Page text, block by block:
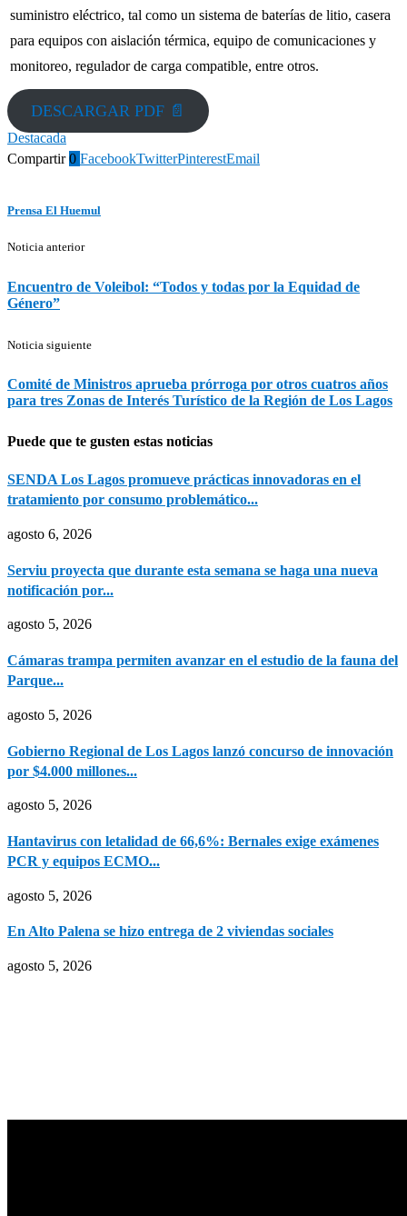
suministro eléctrico, tal como un sistema de baterías de litio, casera
para equipos con aislación térmica, equipo de comunicaciones y
monitoreo, regulador de carga compatible, entre otros.
DESCARGAR PDF 📄
Destacada
Compartir 0 FacebookTwitterPinterestEmail
Prensa El Huemul
Noticia anterior
Encuentro de Voleibol: “Todos y todas por la Equidad de
Género”
Noticia siguiente
Comité de Ministros aprueba prórroga por otros cuatros años
para tres Zonas de Interés Turístico de la Región de Los Lagos
Puede que te gusten estas noticias
SENDA Los Lagos promueve prácticas innovadoras en el
tratamiento por consumo problemático...
agosto 6, 2026
Serviu proyecta que durante esta semana se haga una nueva
notificación por...
agosto 5, 2026
Cámaras trampa permiten avanzar en el estudio de la fauna del
Parque...
agosto 5, 2026
Gobierno Regional de Los Lagos lanzó concurso de innovación
por $4.000 millones...
agosto 5, 2026
Hantavirus con letalidad de 66,6%: Bernales exige exámenes
PCR y equipos ECMO...
agosto 5, 2026
En Alto Palena se hizo entrega de 2 viviendas sociales
agosto 5, 2026